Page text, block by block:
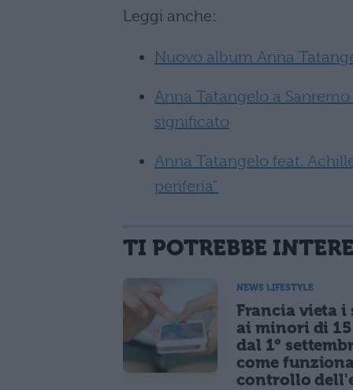
Leggi anche:
Nuovo album Anna
Anna Tatangelo a
significato
Anna Tatangelo feat.
periferia”
TI POTREBBE
NEWS LIFESTYLE
Francia vieta i
ai minori di
dal 1°
come
controllo